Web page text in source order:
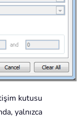
kutusu
yalnızca